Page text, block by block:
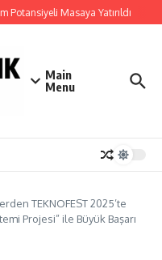
Potansiyeli Masaya Yatırıldı
Main
Menu
TEKNOFEST 2025’te
Projesi” ile Büyük Başarı